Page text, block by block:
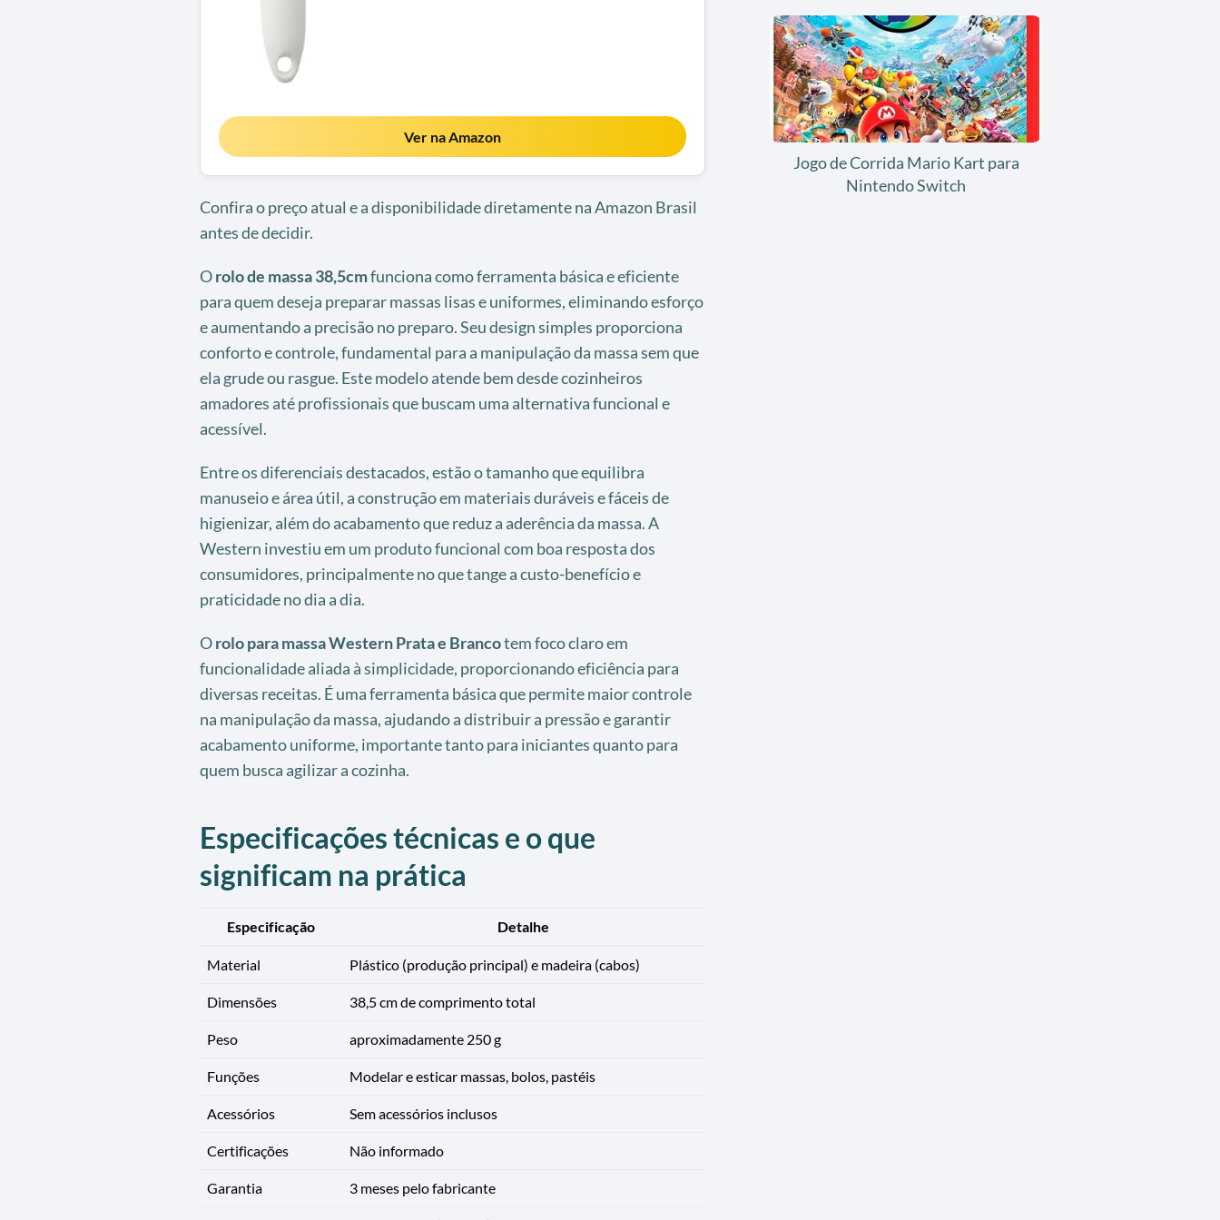
Ver na Amazon
Confira o preço atual e a disponibilidade diretamente na Amazon Brasil
antes de decidir.
Orolo de massa 38,5cmfunciona como ferramenta básica e eficiente
para quem deseja preparar massas lisas e uniformes, eliminando esforço
e aumentando a precisão no preparo. Seu design simples proporciona
conforto e controle, fundamental para a manipulação da massa sem que
ela grude ou rasgue. Este modelo atende bem desde cozinheiros
amadores até profissionais que buscam uma alternativa funcional e
acessível.
Entre os diferenciais destacados, estão o tamanho que equilibra
manuseio e área útil, a construção em materiais duráveis e fáceis de
higienizar, além do acabamento que reduz a aderência da massa. A
Western investiu em um produto funcional com boa resposta dos
consumidores, principalmente no que tange a custo-benefício e
praticidade no dia a dia.
Orolo para massa Western Prata e Brancotem foco claro em
funcionalidade aliada à simplicidade, proporcionando eficiência para
diversas receitas. É uma ferramenta básica que permite maior controle
na manipulação da massa, ajudando a distribuir a pressão e garantir
acabamento uniforme, importante tanto para iniciantes quanto para
quem busca agilizar a cozinha.
Especificações técnicas e o que
significam na prática
Especificação Detalhe
Material Plástico (produção principal) e madeira (cabos)
Dimensões 38,5 cm de comprimento total
Peso aproximadamente 250 g
Funções Modelar e esticar massas, bolos, pastéis
Acessórios Sem acessórios inclusos
Certificações Não informado
Garantia 3 meses pelo fabricante
Jogo de Corrida Mario Kart para
Nintendo Switch